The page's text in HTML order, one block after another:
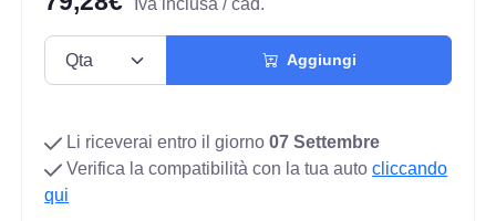
Iva inclusa / cad.
Aggiungi
Li riceverai entro il giorno07 Settembre
Verifica la compatibilità con la tua autocliccando
qui